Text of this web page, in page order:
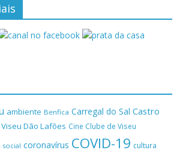
ambiente Benfica Carregal do Sal Castro
Viseu Dão Lafões Cine Clube de Viseu
social coronavírus COVID-19 cultura